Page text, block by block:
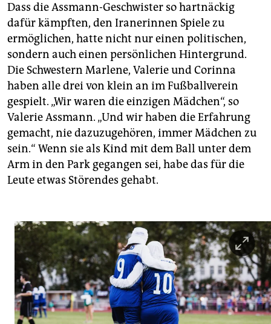
Dass die Assmann-Geschwister so hartnäckig
dafür kämpften, den Iranerinnen Spiele zu
ermöglichen, hatte nicht nur einen politischen,
sondern auch einen persönlichen Hintergrund.
Die Schwestern Marlene, Valerie und Corinna
haben alle drei von klein an im Fußballverein
gespielt. „Wir waren die einzigen Mädchen“, so
Valerie Assmann. „Und wir haben die Erfahrung
gemacht, nie dazuzugehören, immer Mädchen zu
sein.“ Wenn sie als Kind mit dem Ball unter dem
Arm in den Park gegangen sei, habe das für die
Leute etwas Störendes gehabt.